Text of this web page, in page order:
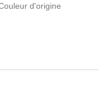
d'origine